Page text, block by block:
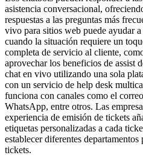
asistencia conversacional,
respuestas a las preguntas más
vivo para sitios web puede ayudar
cuando la situación requiere un
completa de servicio al cliente,
aprovechar los beneficios de assist
chat en vivo utilizando una sola
con un servicio de help desk
funciona con canales como el
WhatsApp, entre otros. Las
experiencia de emisión de tickets
etiquetas personalizadas a cada
establecer diferentes
tickets.